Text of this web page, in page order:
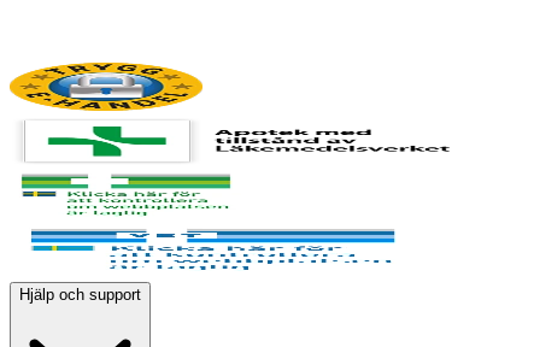
Hjälp och support